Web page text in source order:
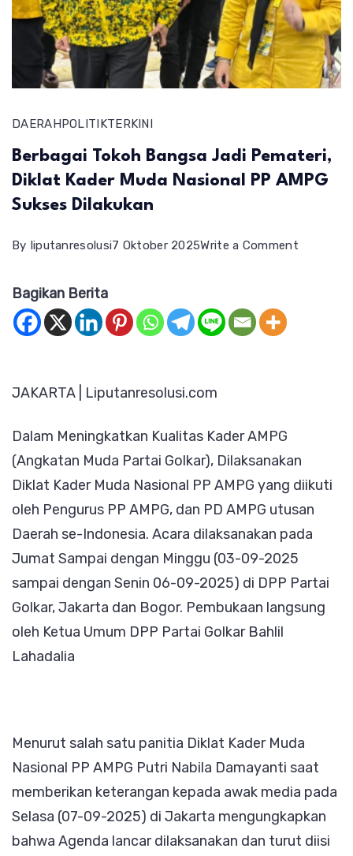
DAERAHPOLITIKTERKINI
Berbagai Tokoh Bangsa Jadi Pemateri,
Diklat Kader Muda Nasional PP AMPG
Sukses Dilakukan
By liputanresolusi7 Oktober 2025Write a Commenton
Nasional
PP
AMPG
Sukses
Dilakukan
Bagikan Berita
JAKARTA | Liputanresolusi.com
Dalam Meningkatkan Kualitas Kader AMPG
(Angkatan Muda Partai Golkar), Dilaksanakan
Diklat Kader Muda Nasional PP AMPG yang diikuti
oleh Pengurus PP AMPG, dan PD AMPG utusan
Daerah se-Indonesia. Acara dilaksanakan pada
Jumat Sampai dengan Minggu (03-09-2025
sampai dengan Senin 06-09-2025) di DPP Partai
Golkar, Jakarta dan Bogor. Pembukaan langsung
oleh Ketua Umum DPP Partai Golkar Bahlil
Lahadalia
Menurut salah satu panitia Diklat Kader Muda
Nasional PP AMPG Putri Nabila Damayanti saat
memberikan keterangan kepada awak media pada
Selasa (07-09-2025) di Jakarta mengungkapkan
bahwa Agenda lancar dilaksanakan dan turut diisi